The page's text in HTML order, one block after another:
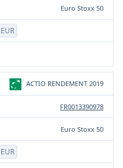
Euro Stoxx 50
EUR
ACTIO RENDEMENT 2019
FR0013390978
Euro Stoxx 50
EUR